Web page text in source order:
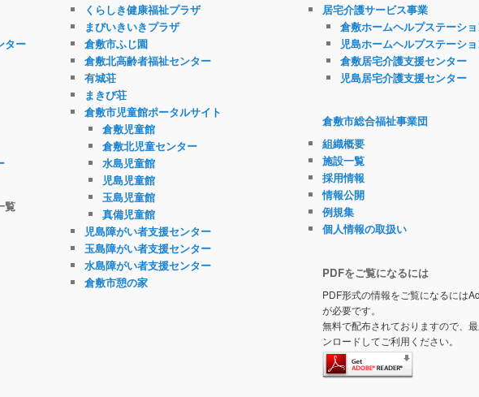
ター
覧
くらしき健康福祉プラザ
まびいきいきプラザ
倉敷市ふじ園
倉敷北高齢者福祉センター
有城荘
まきび荘
倉敷市児童館ポータルサイト
倉敷児童館
倉敷北児童センター
水島児童館
児島児童館
玉島児童館
真備児童館
児島障がい者支援センター
玉島障がい者支援センター
水島障がい者支援センター
倉敷市憩の家
居宅介護サービス事業
倉敷ホームヘルプステーシ
児島ホームヘルプステーシ
倉敷居宅介護支援センター
児島居宅介護支援センター
倉敷市総合福祉事業団
組織概要
施設一覧
採用情報
情報公開
例規集
個人情報の取扱い
PDFをご覧になるには
PDF形式の情報をご覧になるには
が必要です。
無料で配布されておりますので、
ンロードしてご利用ください。